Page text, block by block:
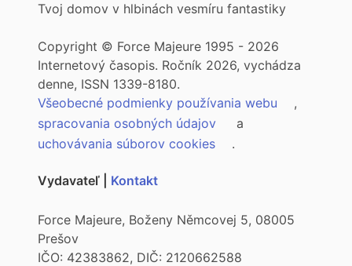
Tvoj domov v hlbinách vesmíru fantastiky
Copyright © Force Majeure 1995 - 2026
Internetový časopis. Ročník 2026, vychádza
denne, ISSN 1339-8180.
Všeobecné podmienky používania webu
,
spracovania osobných údajov
a
uchovávania súborov cookies
.
Vydavateľ | Kontakt
Force Majeure, Boženy Němcovej 5, 08005
Prešov
IČO: 42383862, DIČ: 2120662588